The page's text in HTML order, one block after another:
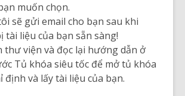
muốn chọn.
sẽ gửi email cho bạn sau khi
tài liệu của bạn sẵn sàng!
thư viện và đọc lại hướng dẫn ở
Tủ khóa siêu tốc để mở tủ khóa
định và lấy tài liệu của bạn.